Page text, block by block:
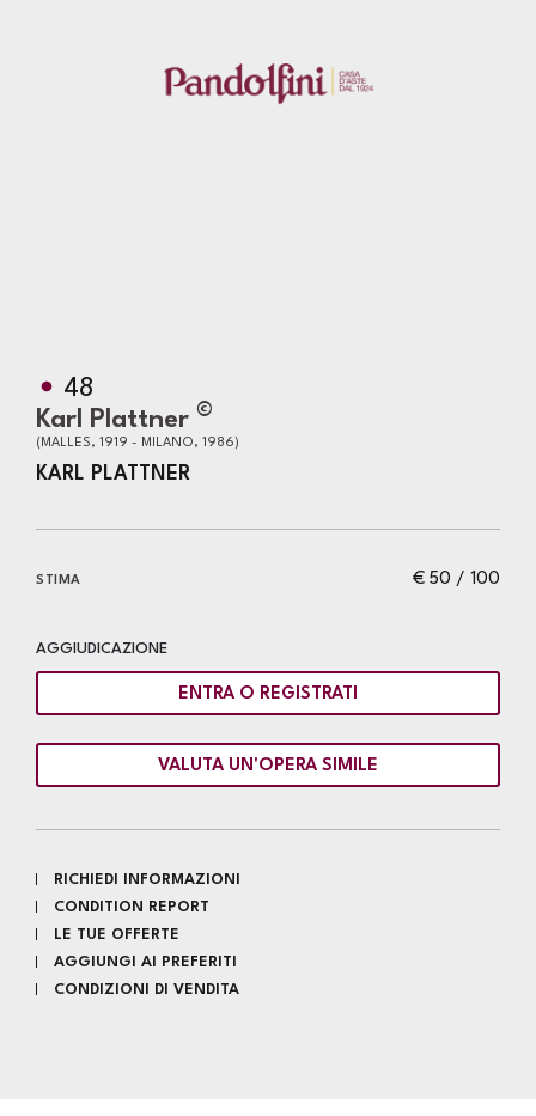
48
Karl Plattner ©
(MALLES, 1919 - MILANO, 1986)
KARL PLATTNER
€ 50 / 100
STIMA
AGGIUDICAZIONE
ENTRA O REGISTRATI
VALUTA UN'OPERA SIMILE
RICHIEDI INFORMAZIONI
CONDITION REPORT
LE TUE OFFERTE
AGGIUNGI AI PREFERITI
CONDIZIONI DI VENDITA